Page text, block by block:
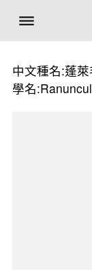
中文種名:蓬
學名